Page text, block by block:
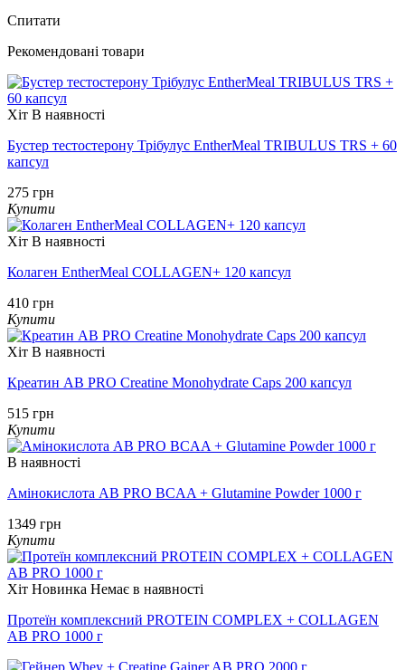
Спитати
Рекомендовані товари
Хіт В наявності
Бустер тестостерону Трібулус EntherMeal TRIBULUS TRS + 60
капсул
275 грн
Купити
Хіт В наявності
Колаген EntherMeal COLLAGEN+ 120 капсул
410 грн
Купити
Хіт В наявності
Креатин AB PRO Creatine Monohydrate Caps 200 капсул
515 грн
Купити
В наявності
Амінокислота AB PRO BCAA + Glutamine Powder 1000 г
1349 грн
Купити
Хіт Новинка Немає в наявності
Протеїн комплексний PROTEIN COMPLEX + COLLAGEN
AB PRO 1000 г